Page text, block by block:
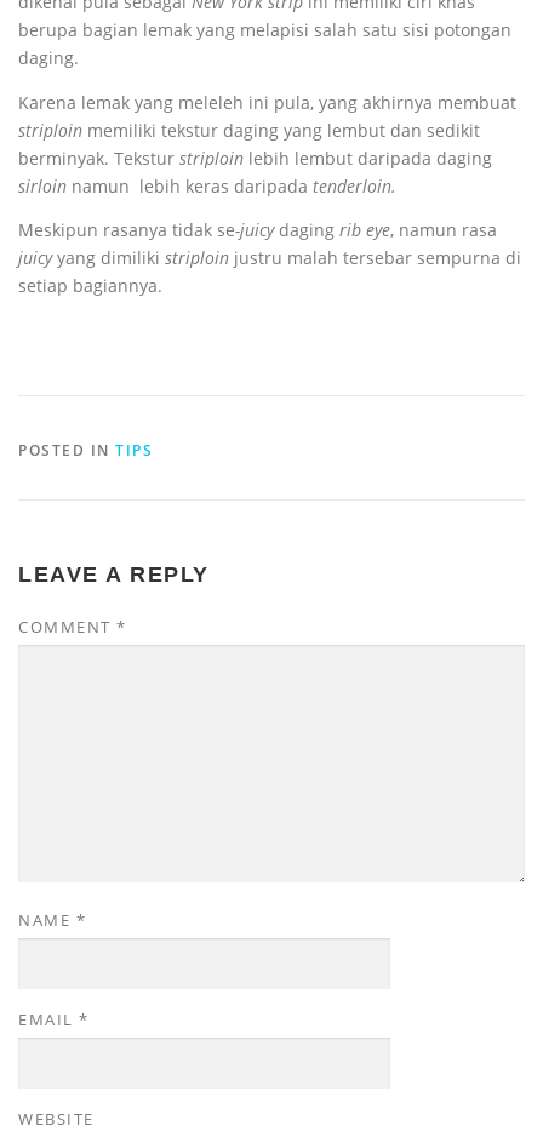
berupa bagian lemak yang melapisi salah satu sisi potongan
daging.
Karena lemak yang meleleh ini pula, yang akhirnya membuat
striploin memiliki tekstur daging yang lembut dan sedikit
berminyak. Tekstur striploin lebih lembut daripada daging
sirloin namun lebih keras daripada tenderloin.
Meskipun rasanya tidak se-juicydaging rib eye, namun rasa
juicyyang dimiliki striploin justru malah tersebar sempurna di
setiap bagiannya.
POSTED IN TIPS
LEAVE A REPLY
COMMENT *
NAME *
EMAIL *
WEBSITE